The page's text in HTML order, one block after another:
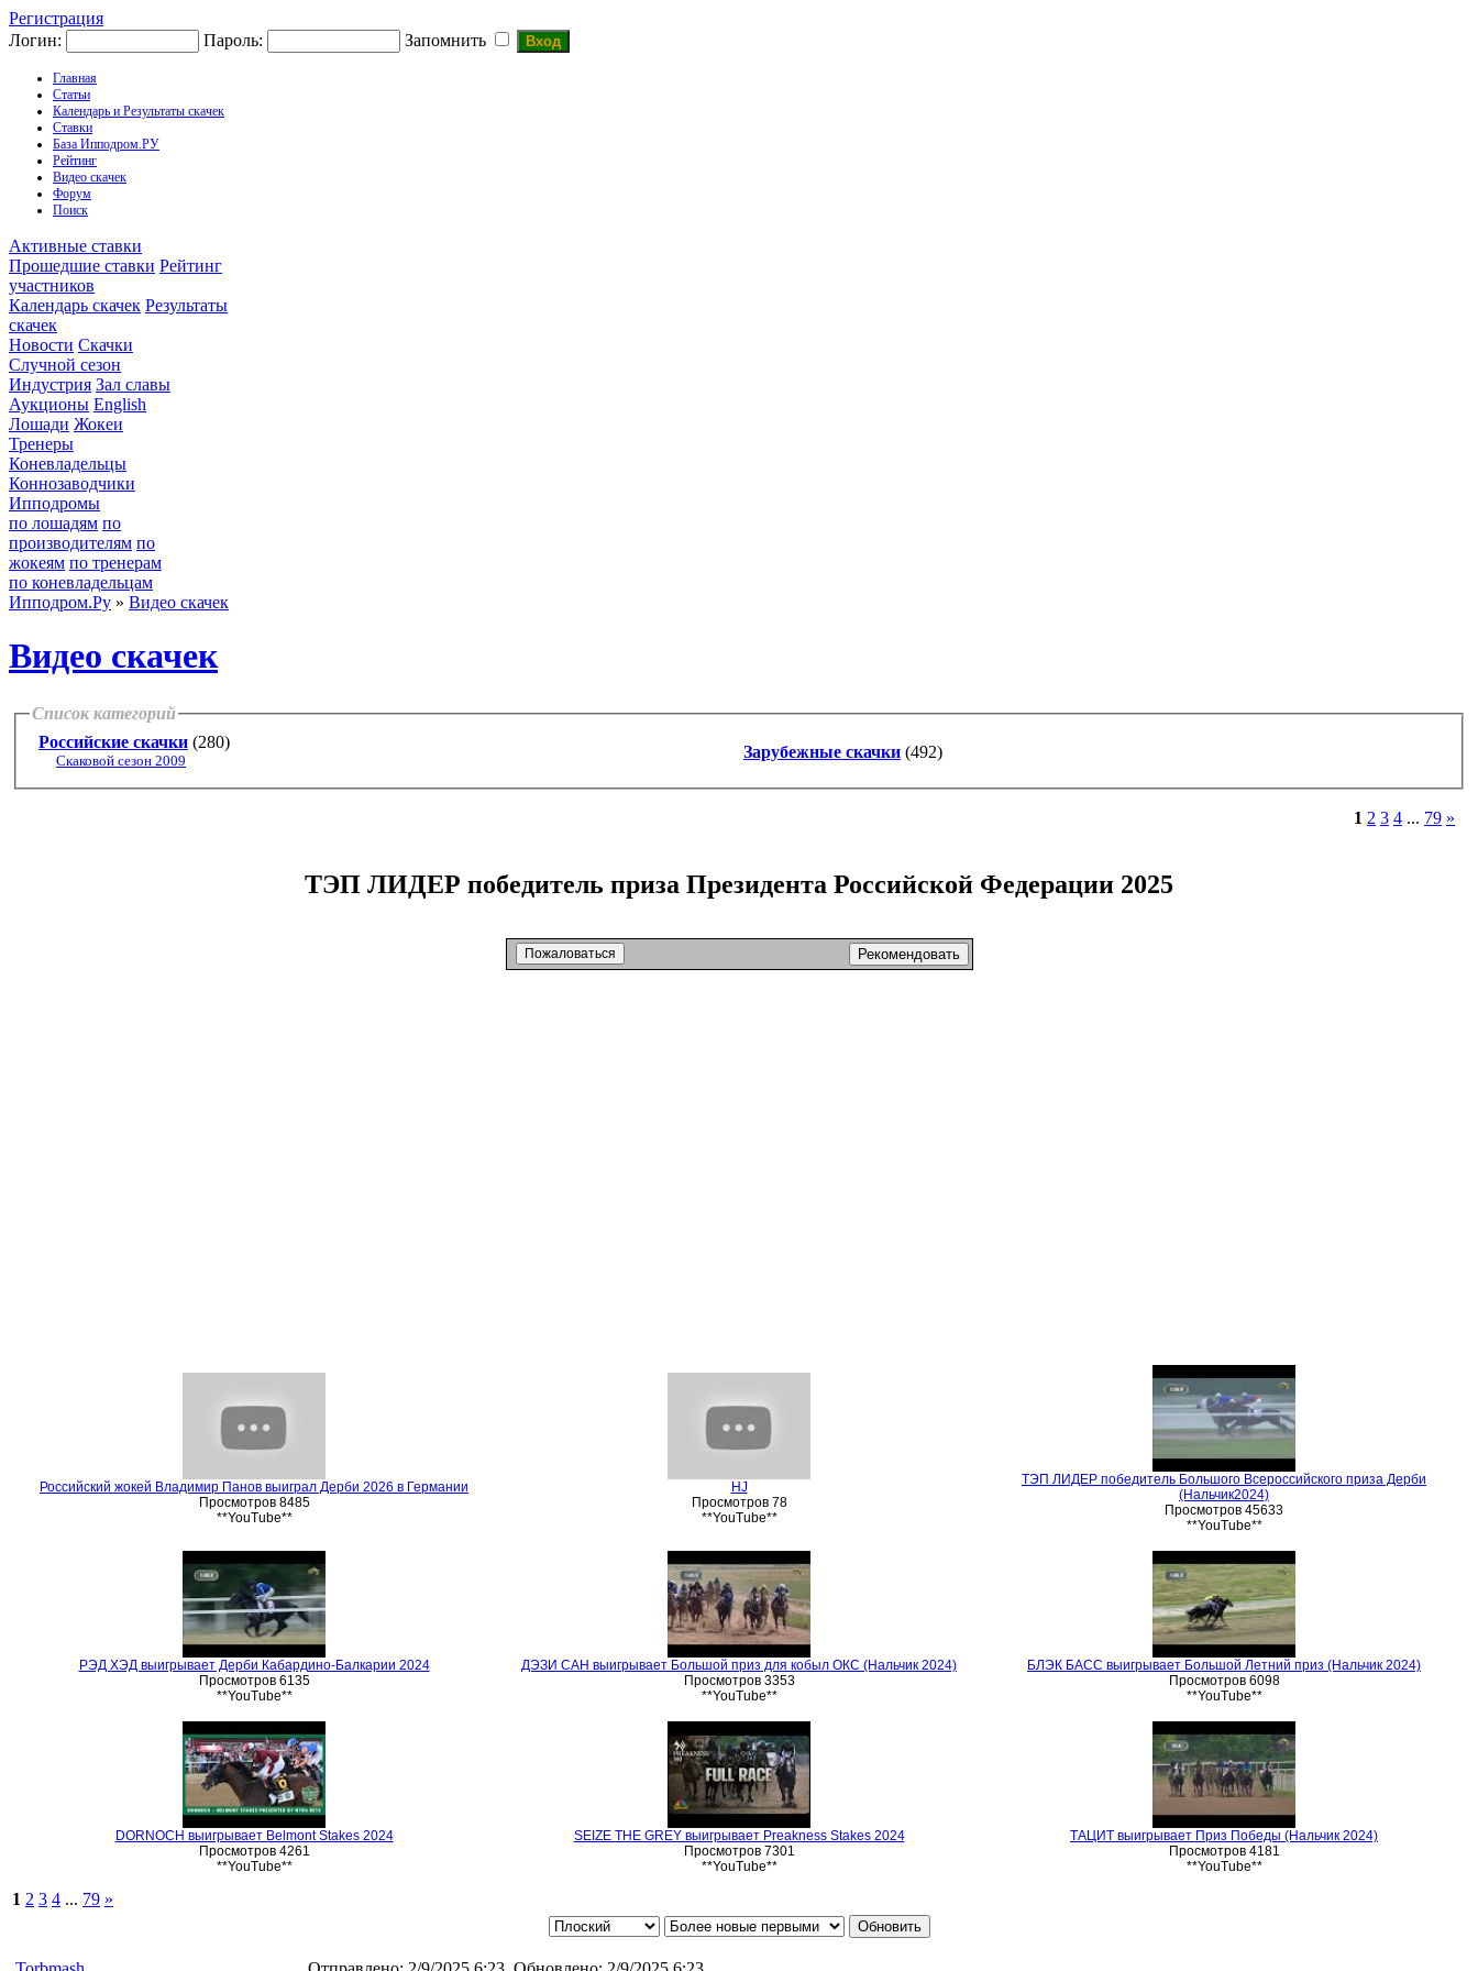
Регистрация
Логин:
Пароль: Запомнить
Главная
Статьи
Календарь и Результаты скачек
Ставки
База Ипподром.РУ
Рейтинг
Видео скачек
Форум
Поиск
Активные ставки
Прошедшие ставки Рейтинг
участников
Календарь скачек Результаты
скачек
Новости Скачки
Случной сезон
Индустрия Зал славы
Аукционы English
Лошади Жокеи
Тренеры
Коневладельцы
Коннозаводчики
Ипподромы
по лошадям по
производителям по
жокеям по тренерам
по коневладельцам
Ипподром.Ру » Видео скачек
Видео скачек
Список категорий
Российские скачки (280)
Скаковой сезон 2009 Зарубежные скачки (492)
1 2 3 4 ... 79 »
ТЭП ЛИДЕР победитель приза Президента Российской Федерации 2025
Пожаловаться Рекомендовать
Российский жокей Владимир Панов выиграл Дерби 2026 в Германии
Просмотров 8485
**YouTube**
HJ
Просмотров 78
**YouTube**
ТЭП ЛИДЕР победитель Большого Всероссийского приза Дерби
(Нальчик2024)
Просмотров 45633
**YouTube**
РЭД ХЭД выигрывает Дерби Кабардино-Балкарии 2024
Просмотров 6135
**YouTube**
ДЭЗИ САН выигрывает Большой приз для кобыл ОКС (Нальчик 2024)
Просмотров 3353
**YouTube**
БЛЭК БАСС выигрывает Большой Летний приз (Нальчик 2024)
Просмотров 6098
**YouTube**
DORNOCH выигрывает Belmont Stakes 2024
Просмотров 4261
**YouTube**
SEIZE THE GREY выигрывает Preakness Stakes 2024
Просмотров 7301
**YouTube**
ТАЦИТ выигрывает Приз Победы (Нальчик 2024)
Просмотров 4181
**YouTube**
1 2 3 4 ... 79 »